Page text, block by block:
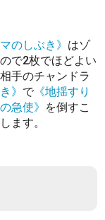
のしぶき》 はゾ
で2枚でほどよい
手のチャンドラ
》 で 《地揺すり
急使》 を倒すこ
ます。